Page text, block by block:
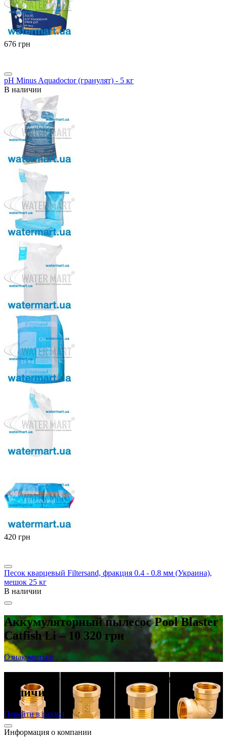
‍676‍ грн
pH Minus Aquadoctor (гранулят) - 5 кг
В наличии
‍420‍ грн
Песок кварцевый Filtersand, фракция 0.4 - 0.8 мм (Украина),
мешок 25 кг
В наличии
Аккумуляторный пылесос Pool Blaster
Catfish Li – 10 320 грн
Ознакомиться
Латунные резьбовые фитинги в
наличии
Перейти в раздел
Информация о компании